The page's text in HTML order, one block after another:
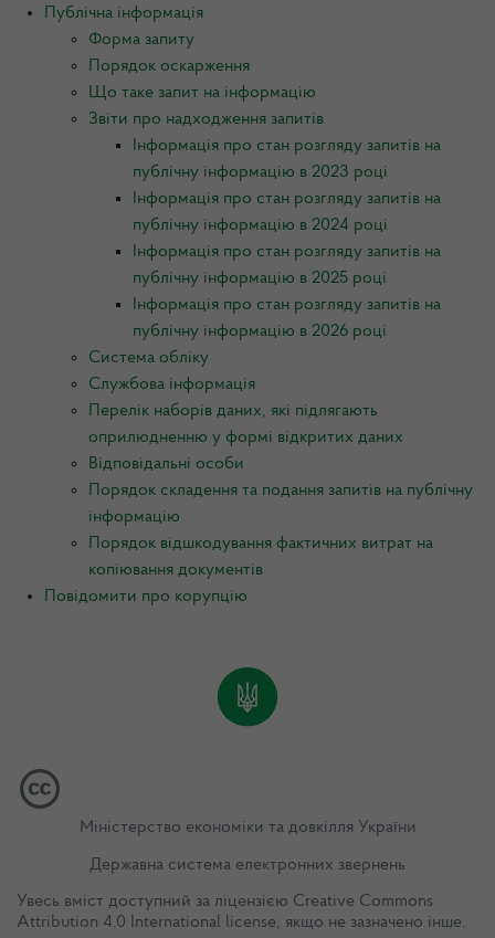
Публічна інформація
Форма запиту
Порядок оскарження
Що таке запит на інформацію
Звіти про надходження запитів
Інформація про стан розгляду запитів на
публічну інформацію в 2023 році
Інформація про стан розгляду запитів на
публічну інформацію в 2024 році
Інформація про стан розгляду запитів на
публічну інформацію в 2025 році
Інформація про стан розгляду запитів на
публічну інформацію в 2026 році
Система обліку
Службова інформація
Перелік наборів даних, які підлягають
оприлюдненню у формі відкритих даних
Відповідальні особи
Порядок складення та подання запитів на публічну
інформацію
Порядок відшкодування фактичних витрат на
копіювання документів
Повідомити про корупцію
Міністерство економіки та довкілля України
Державна система електронних звернень
Увесь вміст доступний за ліцензією Creative Commons
Attribution 4.0 International license, якщо не зазначено інше.